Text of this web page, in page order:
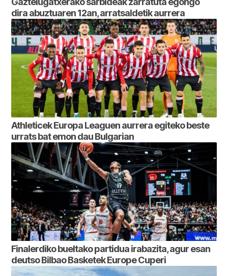
dira abuztuaren 12an, arratsaldetik aurrera
Athleticek Europa Leaguen aurrera egiteko beste
urrats bat emon dau Bulgarian
Finalerdiko bueltako partidua irabazita, agur esan
deutso Bilbao Basketek Europe Cuperi